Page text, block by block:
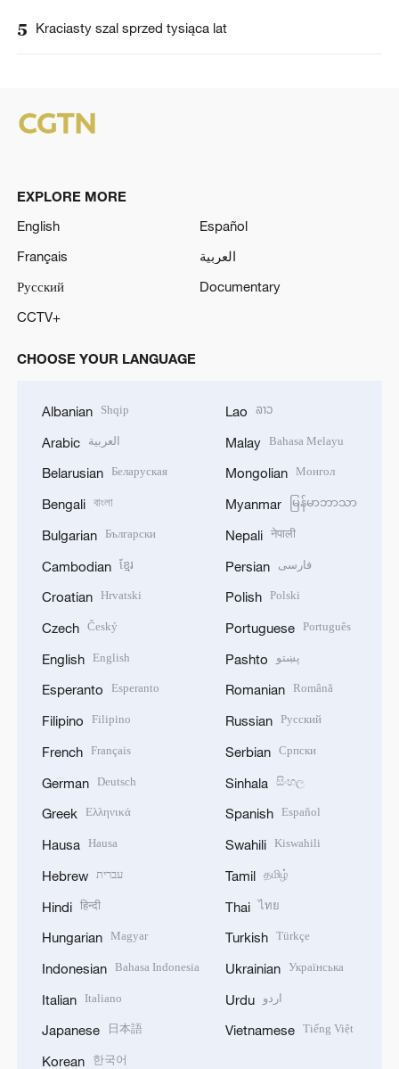
5 Kraciasty szal sprzed tysiąca lat
EXPLORE MORE
English
Español
Français
العربية
Русский
Documentary
CCTV+
CHOOSE YOUR LANGUAGE
Albanian Shqip
Arabic العربية
Belarusian Беларуская
Bengali বাংলা
Bulgarian Български
Cambodian ខ្មែរ
Croatian Hrvatski
Czech Český
English English
Esperanto Esperanto
Filipino Filipino
French Français
German Deutsch
Greek Ελληνικά
Hausa Hausa
Hebrew עברית
Hindi हिन्दी
Hungarian Magyar
Indonesian Bahasa Indonesia
Italian Italiano
Japanese 日本語
Korean 한국어
Lao ລາວ
Malay Bahasa Melayu
Mongolian Монгол
Myanmar မြန်မာဘာသာ
Nepali नेपाली
Persian فارسی
Polish Polski
Portuguese Português
Pashto پښتو
Romanian Română
Russian Русский
Serbian Српски
Sinhala සිංහල
Spanish Español
Swahili Kiswahili
Tamil தமிழ்
Thai ไทย
Turkish Türkçe
Ukrainian Українська
Urdu اردو
Vietnamese Tiếng Việt